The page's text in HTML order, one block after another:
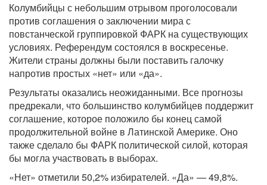
Колумбийцы с небольшим отрывом проголосовали
против соглашения о заключении мира с
повстанческой группировкой ФАРК на существующих
условиях. Референдум состоялся в воскресенье.
Жители страны должны были поставить галочку
напротив простых «нет» или «да».
Результаты оказались неожиданными. Все прогнозы
предрекали, что большинство колумбийцев поддержит
соглашение, которое положило бы конец самой
продолжительной войне в Латинской Америке. Оно
также сделало бы ФАРК политической силой, которая
бы могла участвовать в выборах.
«Нет» отметили 50,2% избирателей. «Да» — 49,8%.